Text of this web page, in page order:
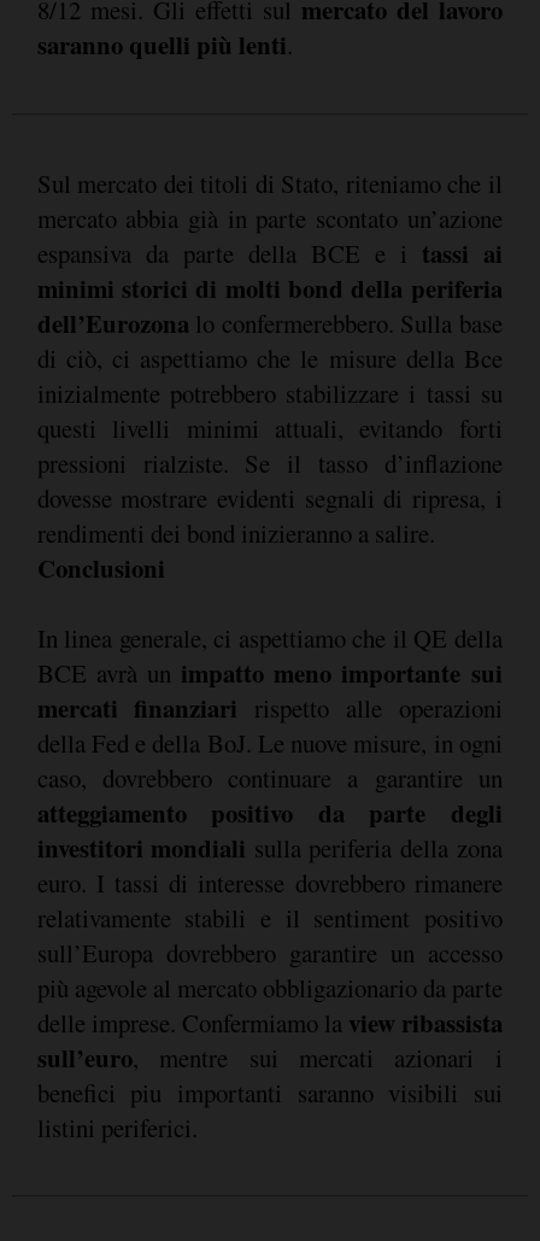
8/12 mesi. Gli effetti sul mercato del lavoro
saranno quelli più lenti.
Sul mercato dei titoli di Stato, riteniamo che il
mercato abbia già in parte scontato un’azione
espansiva da parte della BCE e i tassi ai
minimi storici di molti bond della periferia
dell’Eurozona lo confermerebbero. Sulla base
di ciò, ci aspettiamo che le misure della Bce
inizialmente potrebbero stabilizzare i tassi su
questi livelli minimi attuali, evitando forti
pressioni rialziste. Se il tasso d’inflazione
dovesse mostrare evidenti segnali di ripresa, i
rendimenti dei bond inizieranno a salire.
Conclusioni
In linea generale, ci aspettiamo che il QE della
BCE avrà un impatto meno importante sui
mercati finanziari rispetto alle operazioni
della Fed e della BoJ. Le nuove misure, in ogni
caso, dovrebbero continuare a garantire un
atteggiamento positivo da parte degli
investitori mondiali sulla periferia della zona
euro. I tassi di interesse dovrebbero rimanere
relativamente stabili e il sentiment positivo
sull’Europa dovrebbero garantire un accesso
più agevole al mercato obbligazionario da parte
delle imprese. Confermiamo la view ribassista
sull’euro, mentre sui mercati azionari i
benefici piu importanti saranno visibili sui
listini periferici.